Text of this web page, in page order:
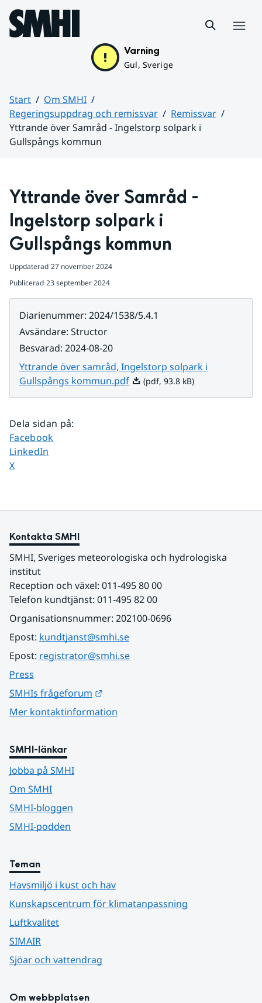
Hoppa till sidans innehåll
Varning
Gul, Sverige
Start
Om SMHI
Regeringsuppdrag och remissvar
Remissvar
Yttrande över Samråd - Ingelstorp solpark i
Gullspångs kommun
Yttrande över Samråd -
Ingelstorp solpark i
Gullspångs kommun
Uppdaterad 27 november 2024
Publicerad 23 september 2024
Diarienummer: 2024/1538/5.4.1
Avsändare: Structor
Besvarad: 2024-08-20
Yttrande över samråd, Ingelstorp solpark i
Gullspångs kommun.pdfPdf, 93.8 kB.
(pdf, 93.8 kB)
Dela sidan på:
Dela sidan på
Facebook
Dela sidan på
LinkedIn
Dela sidan på
X
Kontakta SMHI
SMHI, Sveriges meteorologiska och hydrologiska
institut
Reception och växel: 011-495 80 00
Telefon kundtjänst: 011-495 82 00
Organisationsnummer: 202100-0696
Epost: kundtjanst@smhi.se
Epost: registrator@smhi.se
Press
SMHIs frågeforum
Mer kontaktinformation
SMHI-länkar
Jobba på SMHI
Om SMHI
SMHI-bloggen
SMHI-podden
Teman
Havsmiljö i kust och hav
Kunskapscentrum för klimatanpassning
Luftkvalitet
SIMAIR
Sjöar och vattendrag
Om webbplatsen